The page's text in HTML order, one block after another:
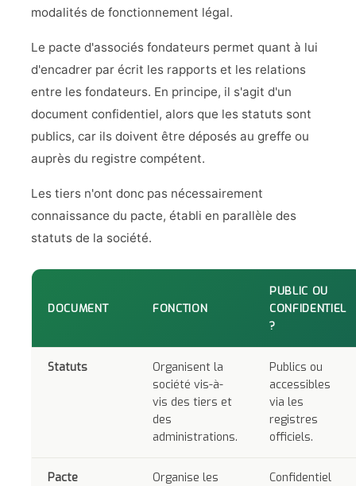
modalités de fonctionnement légal.
Le pacte d'associés fondateurs permet quant à lui
d'encadrer par écrit les rapports et les relations
entre les fondateurs. En principe, il s'agit d'un
document confidentiel, alors que les statuts sont
publics, car ils doivent être déposés au greffe ou
auprès du registre compétent.
Les tiers n'ont donc pas nécessairement
connaissance du pacte, établi en parallèle des
statuts de la société.
DOCUMENT FONCTION
PUBLIC OU
CONFIDENTIEL
?
Statuts
Organisent la
société vis-à-
vis des tiers et
des
administrations.
Publics ou
accessibles
via les
registres
officiels.
Pacte
Organise les
Confidentiel